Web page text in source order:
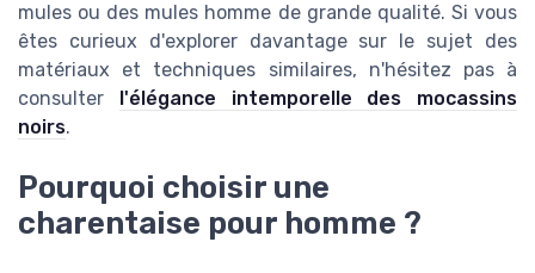
mules ou des mules homme de grande qualité. Si vous
êtes curieux d'explorer davantage sur le sujet des
matériaux et techniques similaires, n'hésitez pas à
consulter
l'élégance intemporelle des mocassins
noirs.
Pourquoi choisir une
charentaise pour homme ?